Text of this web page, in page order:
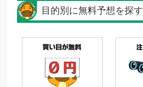
目的別に無料予想を探す